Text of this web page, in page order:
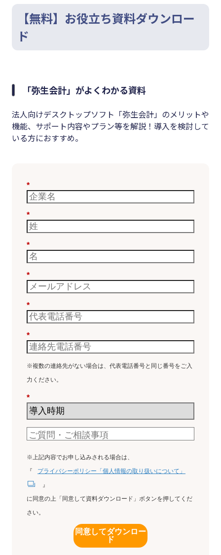
【無料】お役立ち資料ダウンロー
ド
「弥生会計」がよくわかる資料
法人向けデスクトップソフト「弥生会計」のメリットや
機能、サポート内容やプラン等を解説！導入を検討して
いる方におすすめ。
*
*
*
*
*
*
※複数の連絡先がない場合は、代表電話番号と同じ番号をご入
力ください。
*
※上記内容でお申し込みされる場合は、
『
プライバシーポリシー「個人情報の取り扱いについて」
』
に同意の上「同意して資料ダウンロード」ボタンを押してくだ
さい。
同意してダウンロー
ド